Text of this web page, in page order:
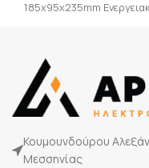
185x95x235mm
Κουμουνδούρου
Μεσσηνίας